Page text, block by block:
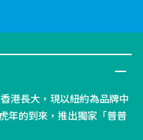
港長大，現以紐約為品牌中
年的到來，推出獨家「普普